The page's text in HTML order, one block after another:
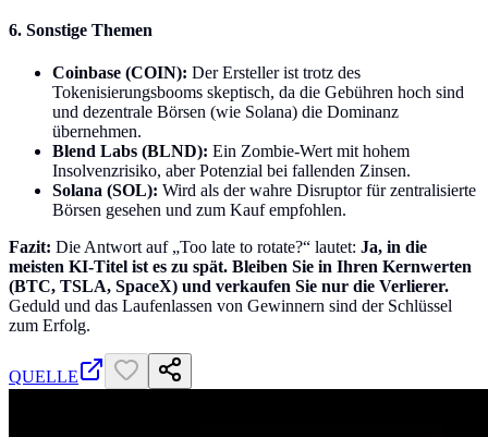
6. Sonstige Themen
Coinbase (COIN): Der Ersteller ist trotz des
Tokenisierungsbooms skeptisch, da die Gebühren hoch sind
und dezentrale Börsen (wie Solana) die Dominanz
übernehmen.
Blend Labs (BLND): Ein Zombie-Wert mit hohem
Insolvenzrisiko, aber Potenzial bei fallenden Zinsen.
Solana (SOL): Wird als der wahre Disruptor für zentralisierte
Börsen gesehen und zum Kauf empfohlen.
Fazit: Die Antwort auf „Too late to rotate?“ lautet: Ja, in die
meisten KI-Titel ist es zu spät. Bleiben Sie in Ihren Kernwerten
(BTC, TSLA, SpaceX) und verkaufen Sie nur die Verlierer.
Geduld und das Laufenlassen von Gewinnern sind der Schlüssel
zum Erfolg.
QUELLE